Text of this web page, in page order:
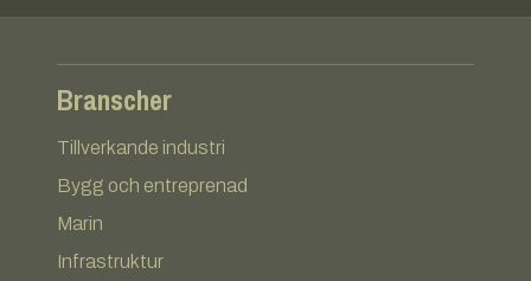
Branscher
Tillverkande industri
Bygg och entreprenad
Marin
Infrastruktur